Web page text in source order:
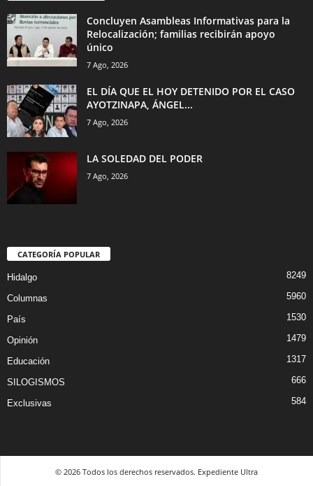
Concluyen Asambleas Informativas para la
Relocalización; familias recibirán apoyo
único
7 Ago, 2026
EL DÍA QUE EL HOY DETENIDO POR EL CASO
AYOTZINAPA, ÁNGEL...
7 Ago, 2026
LA SOLEDAD DEL PODER
7 Ago, 2026
CATEGORÍA POPULAR
Hidalgo 8249
Columnas 5960
País 1530
Opinión 1479
Educación 1317
SILOGISMOS 666
Exclusivas 584
© 2026 Todos los derechos reservados. Expediente Ultra